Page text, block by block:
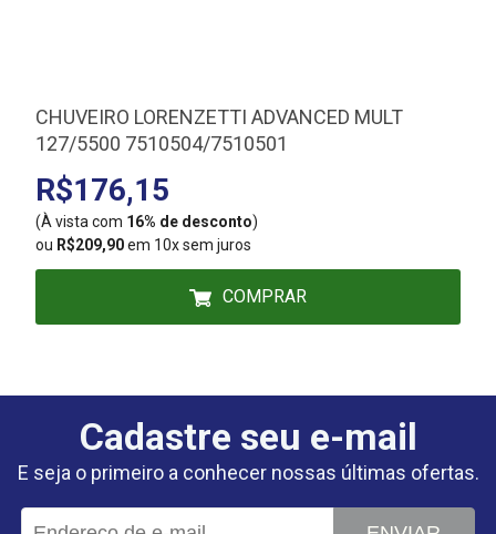
CHUVEIRO LORENZETTI ADVANCED MULT
127/5500 7510504/7510501
R$176,15
(À vista com 16% de desconto)
ou R$209,90em 10x sem juros
COMPRAR
Cadastre seu e-mail
E seja o primeiro a conhecer nossas últimas ofertas.